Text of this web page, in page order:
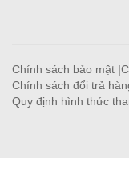
Chính sách bảo mật |
Chính sách đổi trả
Quy định hình thức